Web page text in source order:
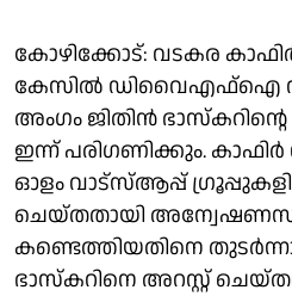
കോഴിക്കോട്: വടകര
കേസിൽ ഡിവൈഎഫ്ഐ
അംഗം ജിതിൻ
ഇന്ന് പരിഗണിക്കും. കാഫിർ
ഓളം വാട്സ്ആപ്പ്
ചെയ്തതായി
കണ്ടെത്തിയതിനെ
ഭാസ്കറിനെ അറസ്റ്റ്